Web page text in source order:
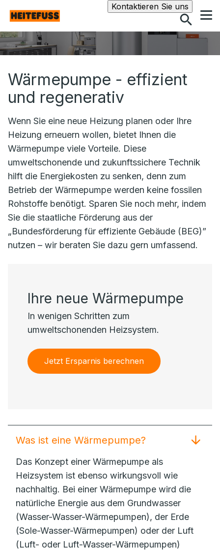
Kontaktieren Sie unsSuche
Wärmepumpe - effizient
und regenerativ
Wenn Sie eine neue Heizung planen oder Ihre
Heizung erneuern wollen, bietet Ihnen die
Wärmepumpe viele Vorteile. Diese
umweltschonende und zukunftssichere Technik
hilft die Energiekosten zu senken, denn zum
Betrieb der Wärmepumpe werden keine fossilen
Rohstoffe benötigt. Sparen Sie noch mehr, indem
Sie die staatliche Förderung aus der
„Bundesförderung für effiziente Gebäude (BEG)”
nutzen – wir beraten Sie dazu gern umfassend.
Ihre neue Wärmepumpe
In wenigen Schritten zum
umweltschonenden Heizsystem.
Jetzt Ersparnis berechnen
Was ist eine Wärmepumpe?
Das Konzept einer Wärmepumpe als
Heizsystem ist ebenso wirkungsvoll wie
nachhaltig. Bei einer Wärmepumpe wird die
natürliche Energie aus dem Grundwasser
(Wasser-Wasser-Wärmepumpen), der Erde
(Sole-Wasser-Wärmepumpen) oder der Luft
(Luft- oder Luft-Wasser-Wärmepumpen)